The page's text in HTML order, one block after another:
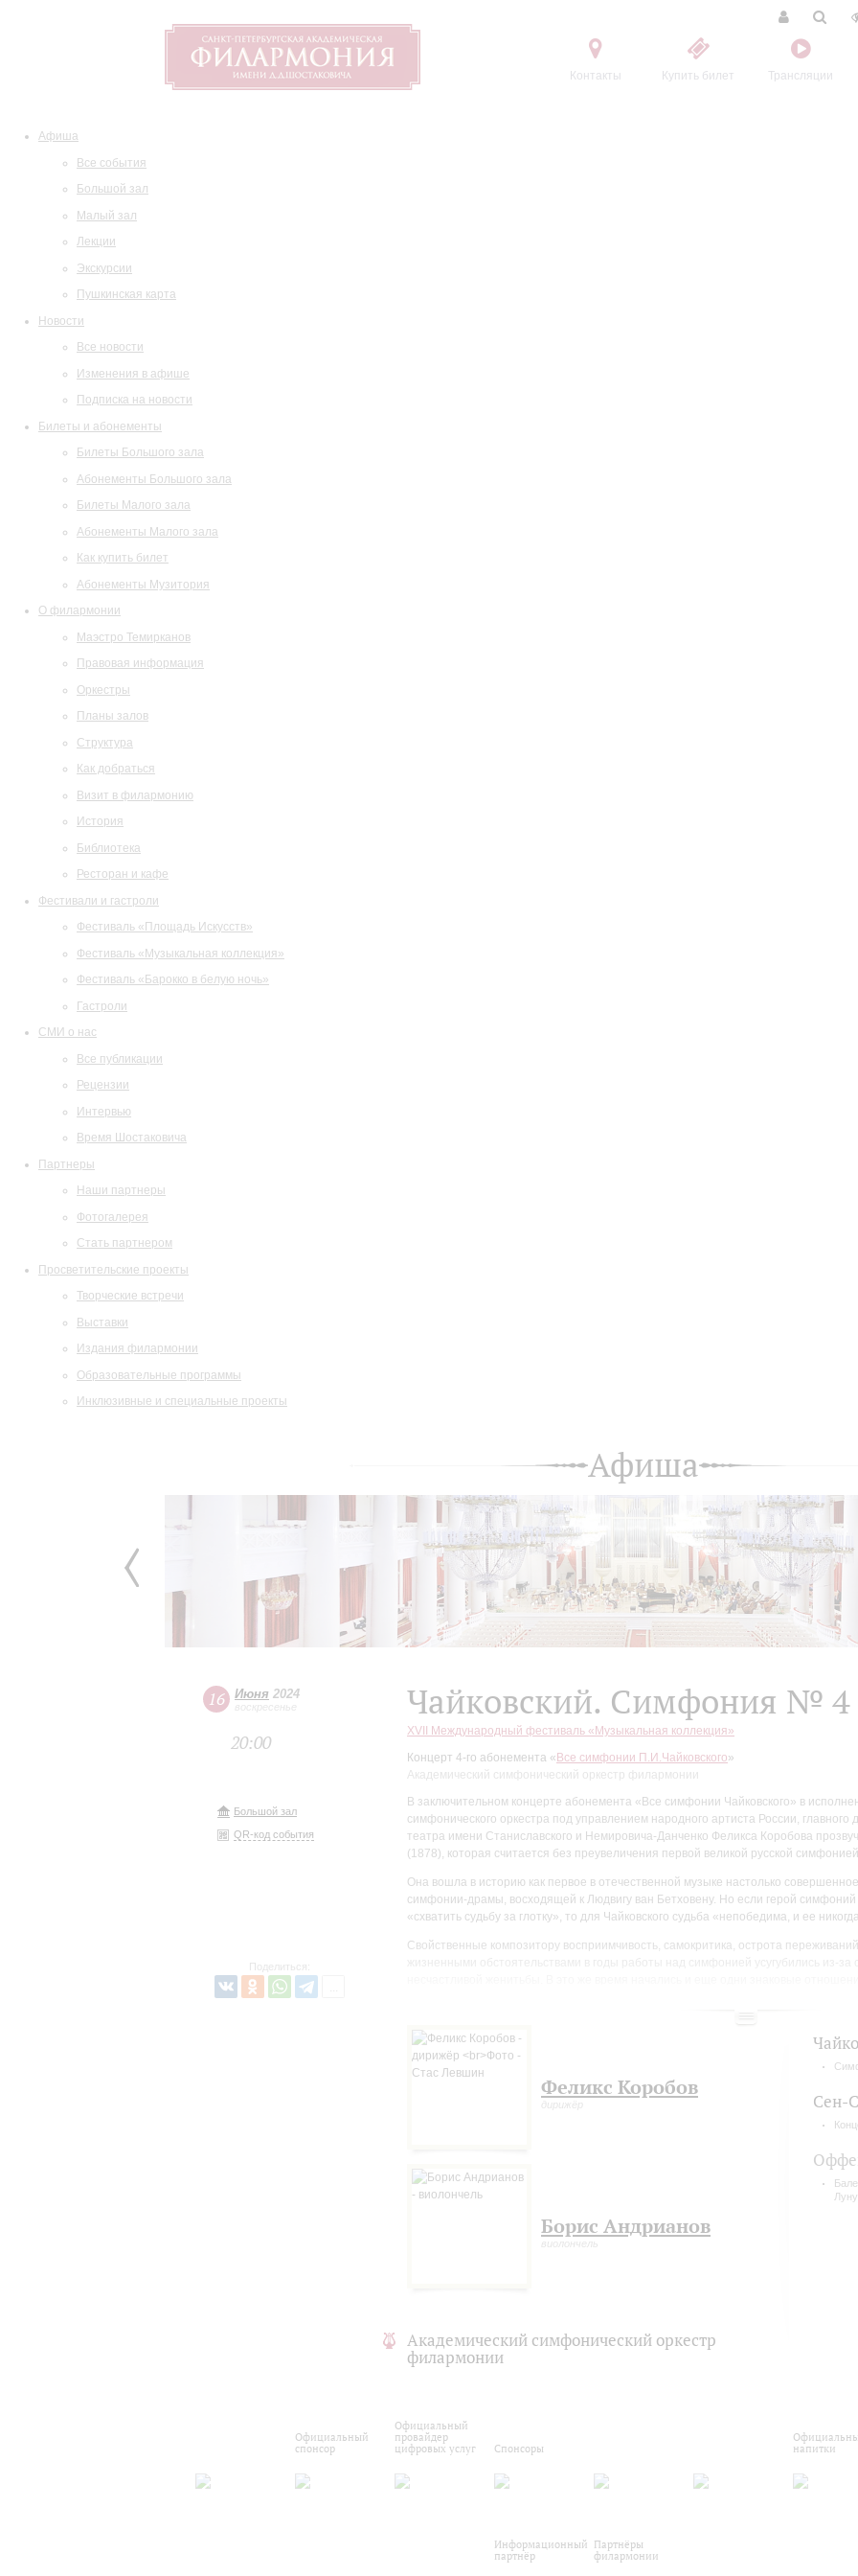
Контакты Купить билет Трансляции
Афиша
Все события
Большой зал
Малый зал
Лекции
Экскурсии
Пушкинская карта
Новости
Все новости
Изменения в афише
Подписка на новости
Билеты и абонементы
Билеты Большого зала
Абонементы Большого зала
Билеты Малого зала
Абонементы Малого зала
Как купить билет
Абонементы Музитория
О филармонии
Маэстро Темирканов
Правовая информация
Оркестры
Планы залов
Структура
Как добраться
Визит в филармонию
История
Библиотека
Ресторан и кафе
Фестивали и гастроли
Фестиваль «Площадь Искусств»
Фестиваль «Музыкальная коллекция»
Фестиваль «Барокко в белую ночь»
Гастроли
СМИ о нас
Все публикации
Рецензии
Интервью
Время Шостаковича
Партнеры
Наши партнеры
Фотогалерея
Стать партнером
Просветительские проекты
Творческие встречи
Выставки
Издания филармонии
Образовательные программы
Инклюзивные и специальные проекты
Афиша
16 Июня 2024
воскресенье
20:00
Большой зал
QR-код события
Поделиться:
Чайковский. Симфония № 4
XVII Международный фестиваль «Музыкальная коллекция»
Концерт 4-го абонемента « Все симфонии П.И.Чайковского»
Академический симфонический оркестр филармонии
В заключительном концерте абонемента «Все симфонии Чайковского» в
симфонического оркестра под управлением народного артиста России,
театра имени Станиславского и Немировича-Данченко Феликса Коробова
(1878), которая считается без преувеличения первой великой русской
Она вошла в историю как первое в отечественной музыке настолько
симфонии-драмы, восходящей к Людвигу ван Бетховену. Но если герой симфоний
«схватить судьбу за глотку», то для Чайковского судьба «непобедима, и ее
Свойственные композитору восприимчивость, самокритика, острота
другу» – и посвящена симфония, а их подробной переписке мы обязаны
«программы» сочинения: часть музыковедов расценивает ее как сознательно
спорить, что она безусловно выражает взгляд автора на свое творение.
выраженную «обреченную» трактовку фатума, и объяснение
звучит известная народная мелодия: «Ступай в народ <...> Веселись чужим
Феликс Коробов
дирижёр
Борис Андрианов
виолончель
Академический симфонический оркестр
филармонии
Сен-
Официальный
спонсор
Официальный
провайдер
цифровых услуг
Спонсоры
напитки
Информационный
партнёр
Партнёры
филармонии